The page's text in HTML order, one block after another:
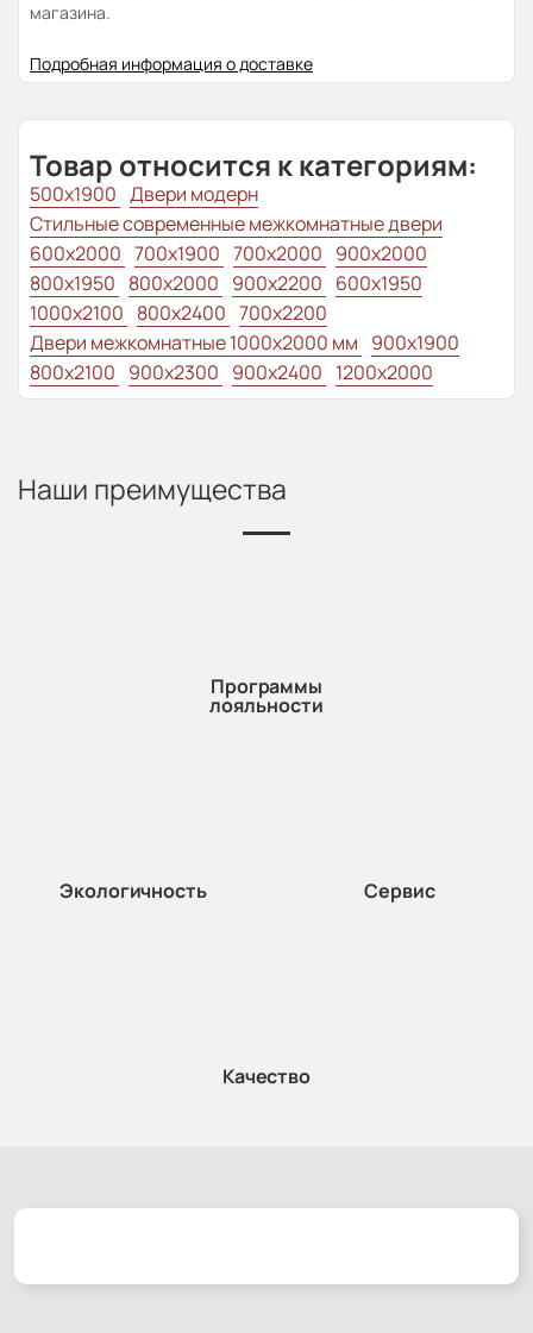
магазина.
Подробная информация о доставке
Товар относится к категориям:
500x1900 Двери модерн
Стильные современные межкомнатные двери
600x2000 700x1900 700x2000 900x2000
800х1950 800x2000 900x2200 600x1950
1000x2100 800x2400 700x2200
Двери межкомнатные 1000х2000 мм 900x1900
800x2100 900x2300 900x2400 1200x2000
Наши преимущества
Программы
лояльности
Экологичность Сервис
Качество